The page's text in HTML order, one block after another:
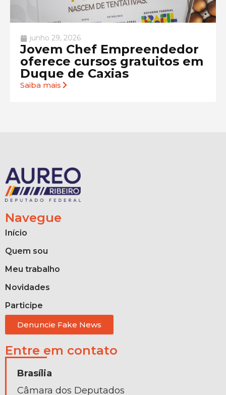
junho 29, 2026
Jovem Chef Empreendedor
oferece cursos gratuitos em
Duque de Caxias
Saiba mais
Navegue
Início
Quem sou
Meu trabalho
Novidades
Participe
Denuncie Fake News
Entre em contato
Brasília
Câmara dos Deputados